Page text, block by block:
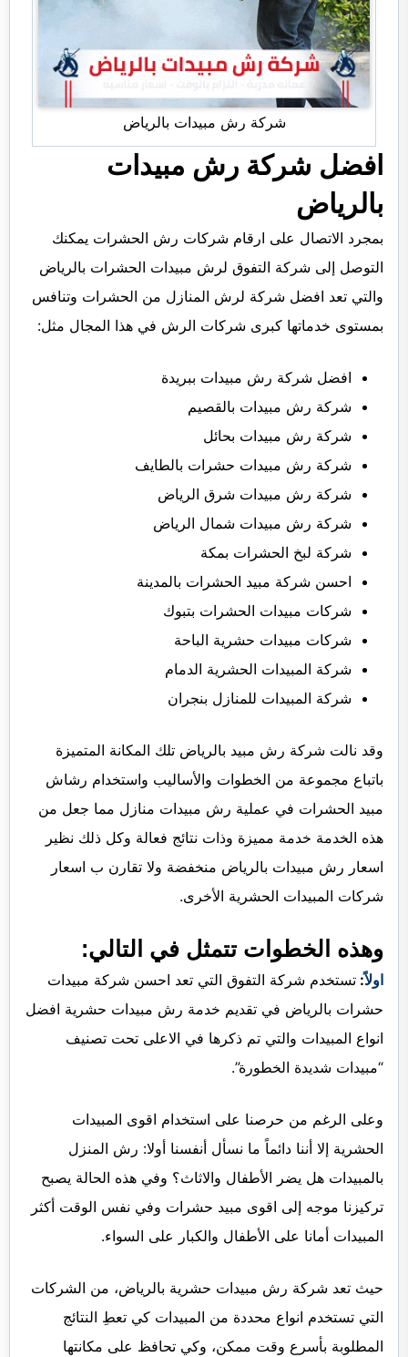
شركة رش مبيدات بالرياض
افضل شركة رش مبيدات
بالرياض
بمجرد الاتصال على ارقام شركات رش الحشرات يمكنك
التوصل إلى شركة التفوق لرش مبيدات الحشرات بالرياض
والتي تعد افضل شركة لرش المنازل من الحشرات وتنافس
بمستوى خدماتها كبرى شركات الرش في هذا المجال مثل:
افضل شركة رش مبيدات ببريدة
شركة رش مبيدات بالقصيم
شركة رش مبيدات بحائل
شركة رش مبيدات حشرات بالطايف
شركة رش مبيدات شرق الرياض
شركة رش مبيدات شمال الرياض
شركة لبخ الحشرات بمكة
احسن شركة مبيد الحشرات بالمدينة
شركات مبيدات الحشرات بتبوك
شركات مبيدات حشرية الباحة
شركة المبيدات الحشرية الدمام
شركة المبيدات للمنازل بنجران
وقد نالت شركة رش مبيد بالرياض تلك المكانة المتميزة
باتباع مجموعة من الخطوات والأساليب واستخدام رشاش
مبيد الحشرات في عملية رش مبيدات منازل مما جعل من
هذه الخدمة خدمة مميزة وذات نتائج فعالة وكل ذلك نظير
اسعار رش مبيدات بالرياض منخفضة ولا تقارن ب اسعار
شركات المبيدات الحشرية الأخرى.
وهذه الخطوات تتمثل في التالي:
اولاً: تستخدم شركة التفوق التي تعد احسن شركة مبيدات
حشرات بالرياض في تقديم خدمة رش مبيدات حشرية افضل
انواع المبيدات والتي تم ذكرها في الاعلى تحت تصنيف
“مبيدات شديدة الخطورة”.
وعلى الرغم من حرصنا على استخدام اقوى المبيدات
الحشرية إلا أننا دائماً ما نسأل أنفسنا أولا: رش المنزل
بالمبيدات هل يضر الأطفال والاثاث؟ وفي هذه الحالة يصبح
تركيزنا موجه إلى اقوى مبيد حشرات وفي نفس الوقت أكثر
المبيدات أمانا على الأطفال والكبار على السواء.
حيث تعد شركة رش مبيدات حشرية بالرياض، من الشركات
التي تستخدم انواع محددة من المبيدات كي تعطِ النتائج
المطلوبة بأسرع وقت ممكن، وكي تحافظ على مكانتها